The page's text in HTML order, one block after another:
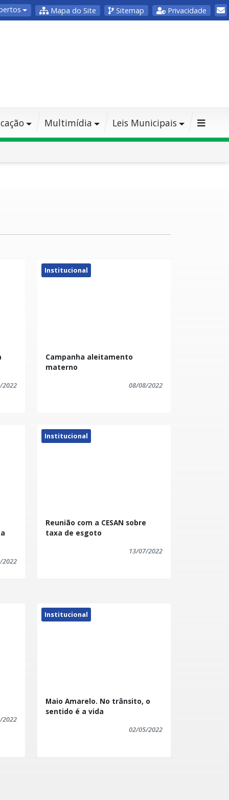
Mapa do Site Sitemap Privacidade
Multimídia Leis Municipais
2022
Institucional
Campanha aleitamento
materno
08/08/2022
2022
Institucional
Reunião com a CESAN sobre
taxa de esgoto
13/07/2022
2022
Institucional
Maio Amarelo. No trânsito, o
sentido é a vida
02/05/2022